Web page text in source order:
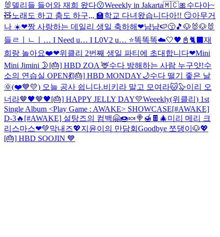
🐰 델리들 들어와 재희 왔다😗Weeekly in Jakarta🇲🇨🎀수다아~
🧸노래도 하고 춤도 하구,,, 🏫학교 다녀왔습니다아!! 😏아무거
나 ☀️❤짱 사랑하는 데일리 생일 축하해❤냠냠🍉😙🎵 🐶🐰🐶🐰
들ㄹㅣㄴㅣ… I Need u… I L0V2 u… ⭐똑똑똑☁️🤍🖤📓🐈‍⬛ 재
희랑 놀아요❤️❤위클리 2번째 생일 파티에 초대합니다❤Mini
Mini Jimini 🌛 [🎂] HBD ZOA 🦌수다 방해하는 사람 누구얏!수
소의 연습실 OPEN💃[🎂] HBD MONDAY🌙수다 떨기 좋은 날
🌞(❤️💙💛) 오늘 공사 쉽니다.비키라 말고 모여라🐱🦭이리 오
너라🤎🖤🤎🖤[🎂] HAPPY JELLY DAY💛Weeekly(위클리) 1st
Single Album <Play Game : AWAKE> SHOWCASE[#AWAKE]
D-3🔥 [#AWAKE] 설탕즈의 컴백🤗🍩🍬🍭🍯🍫 🎄미리 메리 크
리스마스❤💚막내즈💖지윤이의 만담회 Goodbye 쪼댕이🐶💖
[🎂] HBD SOOJIN 💙